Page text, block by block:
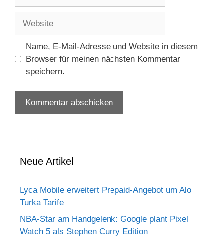
Adresse
Name, E-Mail-Adresse und Website in diesem
Browser für meinen nächsten Kommentar
speichern.
Neue Artikel
Lyca Mobile erweitert Prepaid-Angebot um Alo
Turka Tarife
NBA-Star am Handgelenk: Google plant Pixel
Watch 5 als Stephen Curry Edition